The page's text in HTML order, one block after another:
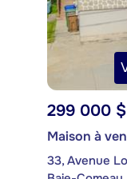
299 000 $
Maison à
33, Avenue